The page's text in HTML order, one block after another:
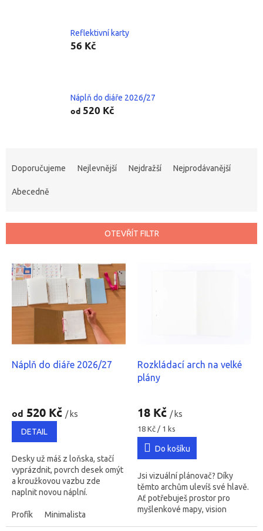
Reflektivní karty
56 Kč
Náplň do diáře 2026/27
od 520 Kč
r
d
Doporučujeme Nejlevnější Nejdražší Nejprodávanější
Abecedně
OTEVŘÍT FILTR
V
Náplň do diáře 2026/27
hodnocení
produktu
5,0
5
hvězdiček.
od 520 Kč / ks
DETAIL
Desky už máš z loňska, stačí
vyprázdnit, povrch desek omýt
a kroužkovou vazbu zde
naplnit novou náplní.
Profík Minimalista
Rozkládací arch na velké
plány
hodnocení
produktu
je
5,0
5
hvězdiček.
18 Kč / ks
Měrná
cena:
18 Kč / 1 ks
Do košíku
Jsi vizuální plánovač? Díky
těmto archům ulevíš své hlavě.
Ať potřebuješ prostor pro
myšlenkové mapy, vision